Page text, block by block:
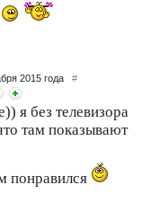
2015 года #
я без телевизора
там показывают
понравился